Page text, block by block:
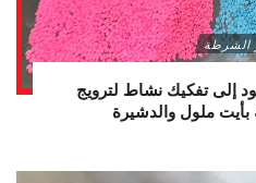
الشرطة
إلى تفكيك نشاط لترويج
بأيت ملول والدشيرة